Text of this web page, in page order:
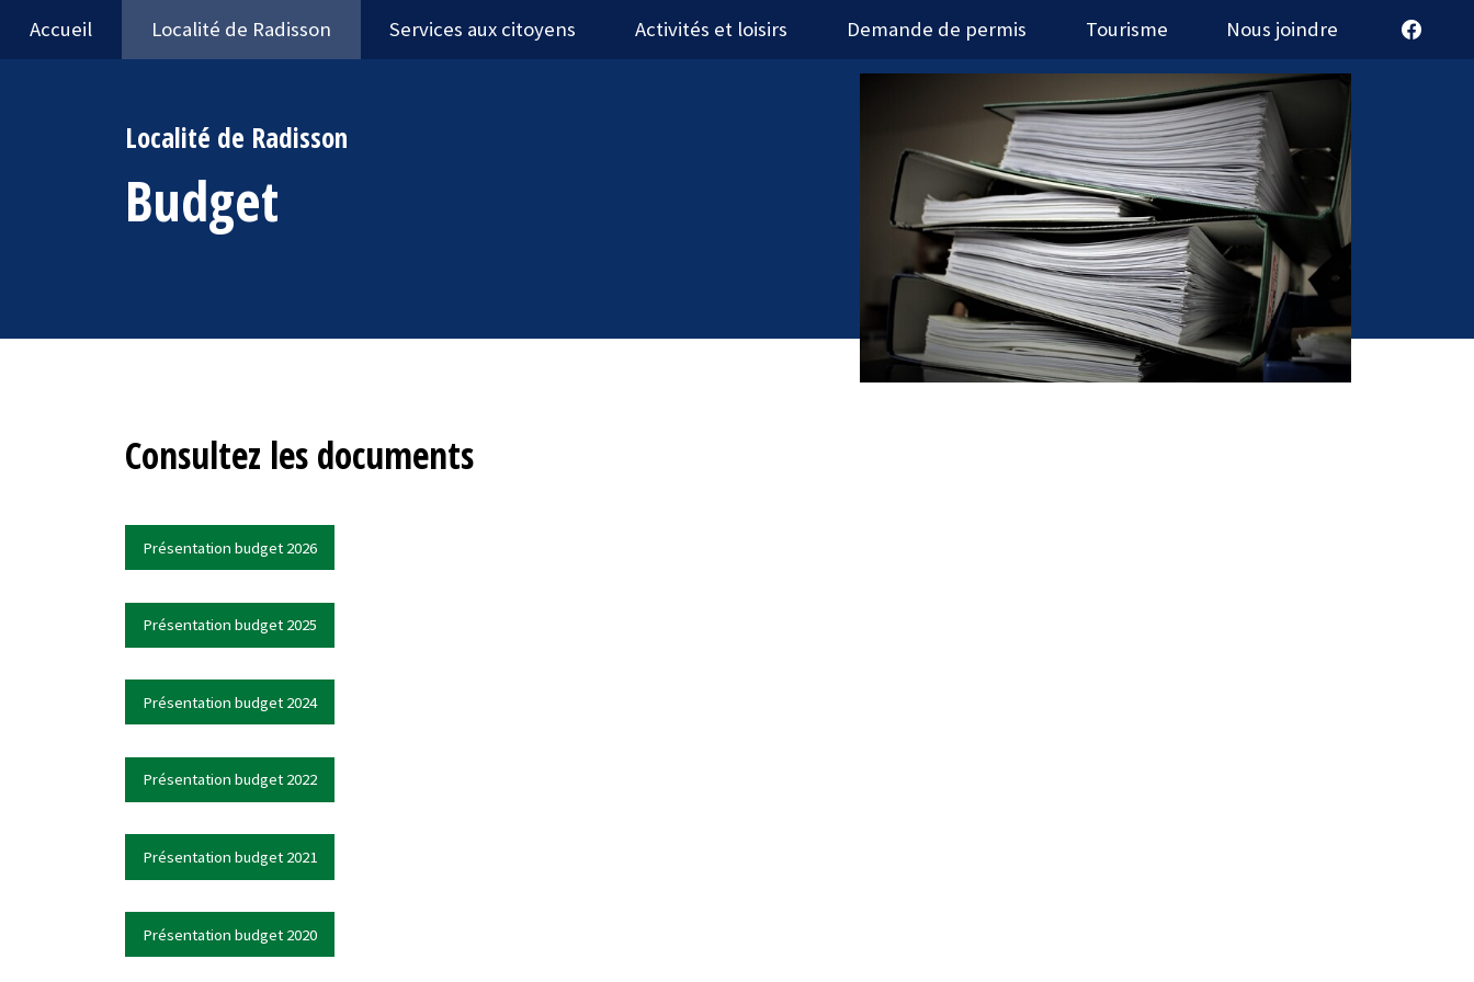
Accueil Localité de Radisson Services aux citoyens Activités et loisirs Demande de permis Tourisme Nous joindre
Localité de Radisson
Budget
Consultez les documents
Présentation budget 2026
Présentation budget 2025
Présentation budget 2024
Présentation budget 2022
Présentation budget 2021
Présentation budget 2020